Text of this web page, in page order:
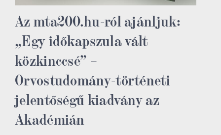
Az mta200.hu-ról ajánljuk:
„Egy időkapszula vált
közkinccsé” –
Orvostudomány-történeti
jelentőségű kiadvány az
Akadémián